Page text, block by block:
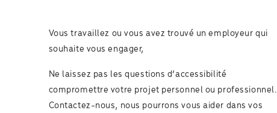
Vous travaillez ou vous avez trouvé un employeur qui
souhaite vous engager,
Ne laissez pas les questions d’accessibilité
compromettre votre projet personnel ou professionnel.
Contactez-nous, nous pourrons vous aider dans vos